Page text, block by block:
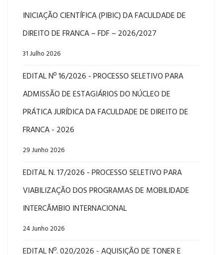
INICIAÇÃO CIENTÍFICA (PIBIC) DA FACULDADE DE
DIREITO DE FRANCA – FDF – 2026/2027
31 Julho 2026
EDITAL Nº 16/2026 - PROCESSO SELETIVO PARA
ADMISSÃO DE ESTAGIÁRIOS DO NÚCLEO DE
PRÁTICA JURÍDICA DA FACULDADE DE DIREITO DE
FRANCA - 2026
29 Junho 2026
EDITAL N. 17/2026 - PROCESSO SELETIVO PARA
VIABILIZAÇÃO DOS PROGRAMAS DE MOBILIDADE
INTERCÂMBIO INTERNACIONAL
24 Junho 2026
EDITAL Nº. 020/2026 - AQUISIÇÃO DE TONER E